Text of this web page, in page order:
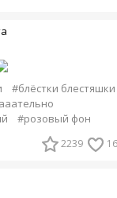
#блёстки блестяшки
#розовый фон
2239